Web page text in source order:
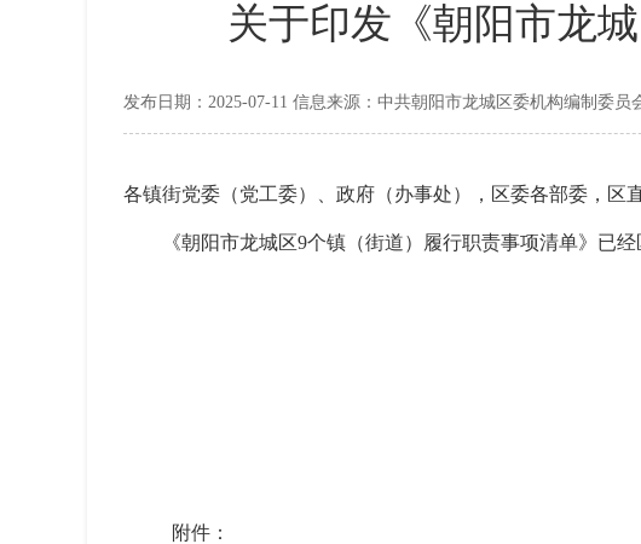
关于印发《朝阳市龙
发布日期：2025-07-11 信息来源：中共朝阳市龙城区委机构编制委员
各镇街党委（党工委）、政府（办事处），区委各部委，区
《朝阳市龙城区9个镇（街道）履行职责事项清单》已经
附件：